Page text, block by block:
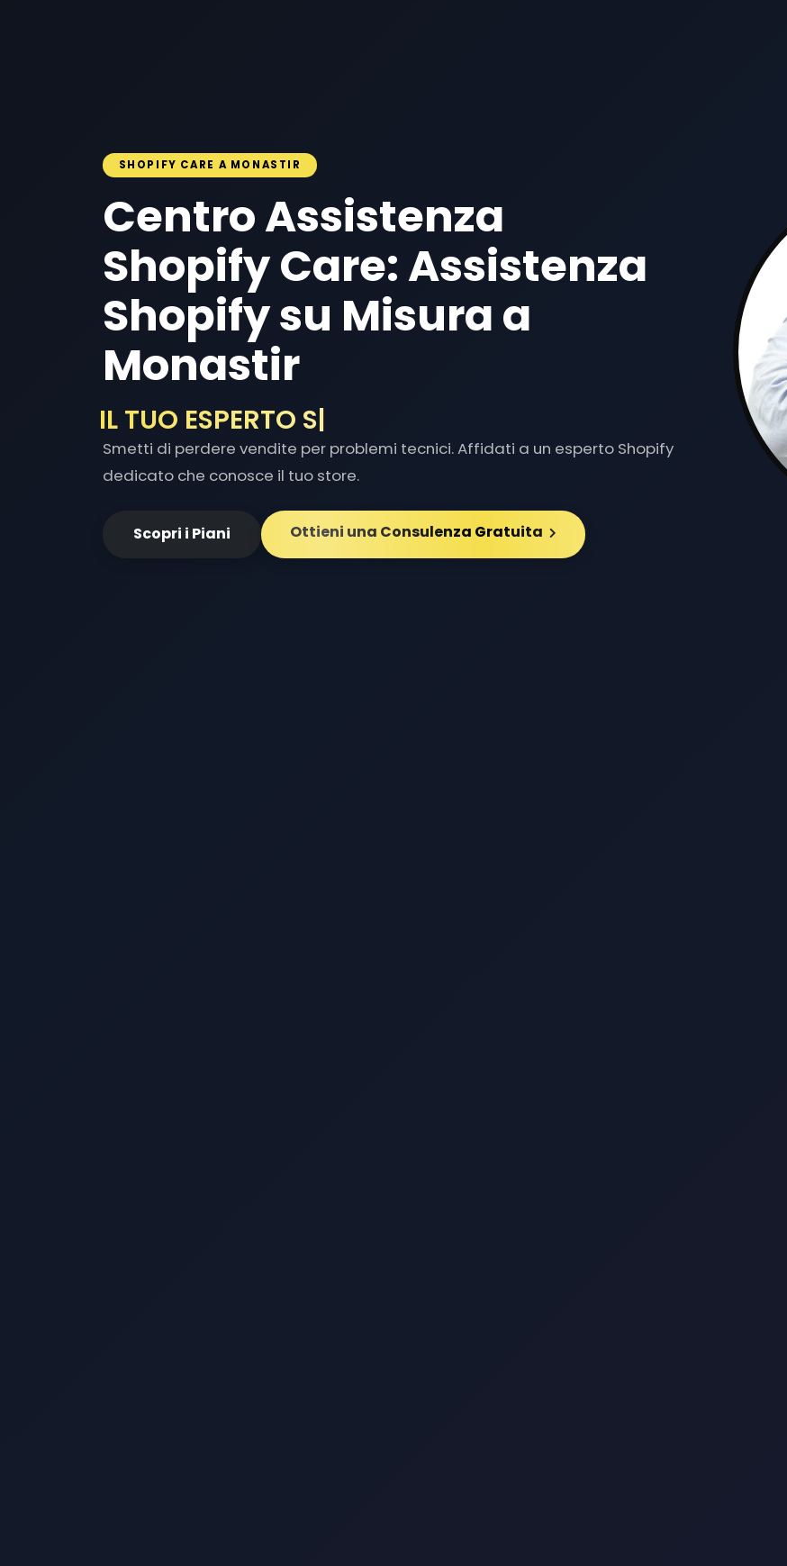
SHOPIFY CARE A MONASTIR
Centro Assistenza
Shopify Care: Assistenza
Shopify su Misura a
Monastir
IL TUO ESPERTO SHOPIFY DED
Smetti di perdere vendite per problemi tecnici. Affidati a un esperto Shopify
dedicato che conosce il tuo store.
Scopri i Piani Ottieni una Consulenza Gratuita